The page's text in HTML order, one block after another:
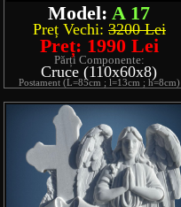
Model: A 17
Preț Vechi: 3200 Lei
Preț: 1990 Lei
Părți Componente:
Cruce (110x60x8)
Postament (L=85cm ; l=13cm ; h=8cm)